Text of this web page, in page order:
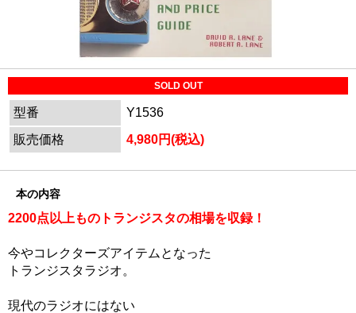
SOLD OUT
型番
Y1536
販売価格
4,980円(税込)
本の内容
2200点以上ものトランジスタの相場を収録！
今やコレクターズアイテムとなった
トランジスタラジオ。
現代のラジオにはない